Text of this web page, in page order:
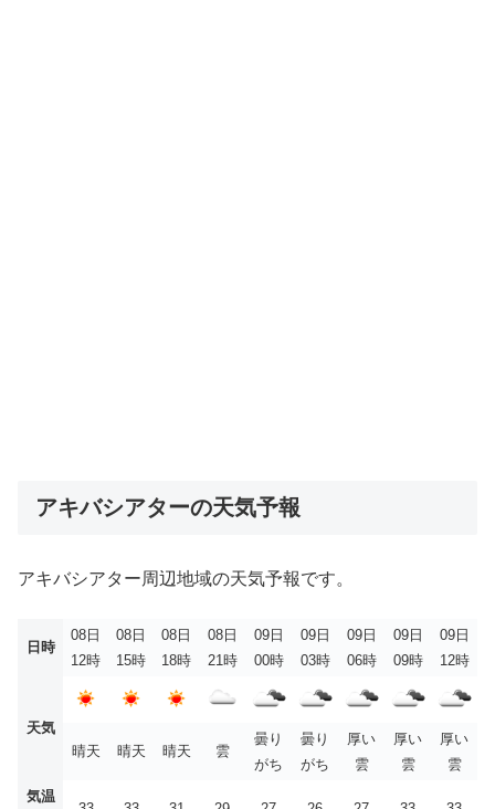
アキバシアターの天気予報
アキバシアター周辺地域の天気予報です。
日時
08日
12時
08日
15時
08日
18時
08日
21時
09日
00時
09日
03時
09日
06時
09日
09時
09日
12時
天気
晴天
晴天 晴天 雲
曇り
がち
曇り
がち
厚い
雲
厚い
雲
厚い
雲
気温